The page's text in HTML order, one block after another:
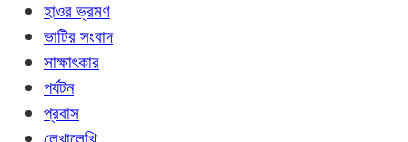
হাওর ভ্রমণ
ভাটির সংবাদ
সাক্ষাৎকার
পর্যটন
প্রবাস